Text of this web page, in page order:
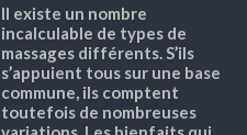
Il existe un nombre
incalculable de types de
massages différents. S’ils
s’appuient tous sur une base
commune, ils comptent
toutefois de nombreuses